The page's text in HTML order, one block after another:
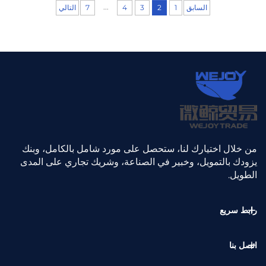
المنزل، فإن
السطح، بل
نركِّز
السابق 1
2
3
4
...
7 التالي
من خلال اختيارك لنا، ستحصل على مورد شامل بالكامل، وبنك
يزودك بالتمويل، وخبير في الصناعة، وشريك تجاري على المدى
الطويل.
رابط سريع
اتصل بنا